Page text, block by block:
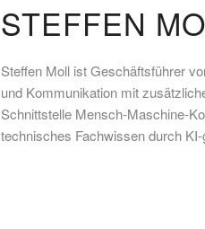
STEFFEN
Steffen Moll ist Geschäftsführer
und Kommunikation mit
Schnittstelle Mensch-Maschine-
technisches Fachwissen durch